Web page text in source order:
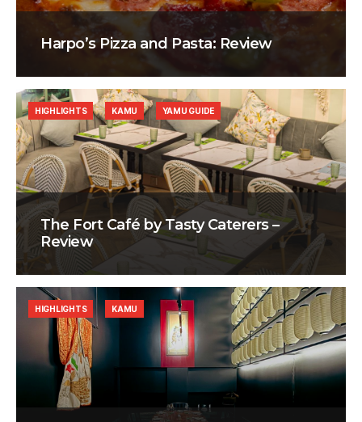
Harpo’s Pizza and Pasta: Review
The Fort Café by Tasty Caterers –
Review
HIGHLIGHTS KAMU YAMU GUIDE
HIGHLIGHTS KAMU